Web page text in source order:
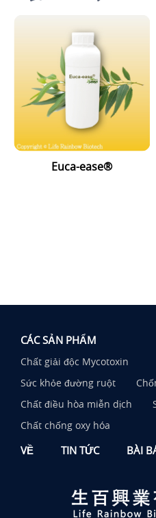
Euca-ease®
CÁC SẢN PHẨM
Chất giải độc Mycotoxin
Sức khỏe đường ruột
Chất điều hòa miễn dịch
Chất chống oxy hóa
VỀ TIN TỨC BÀI